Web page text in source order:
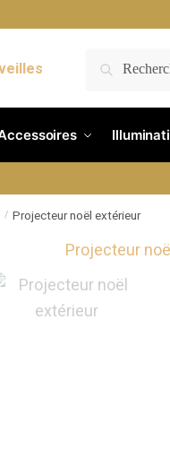
/ Projecteur noël extérieur